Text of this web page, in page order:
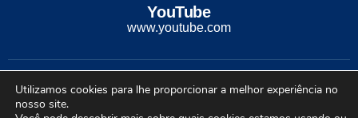
YouTube
www.youtube.com
Conexão Soluções Corporativas
Utilizamos cookies para lhe proporcionar a melhor experiência no
nosso site.